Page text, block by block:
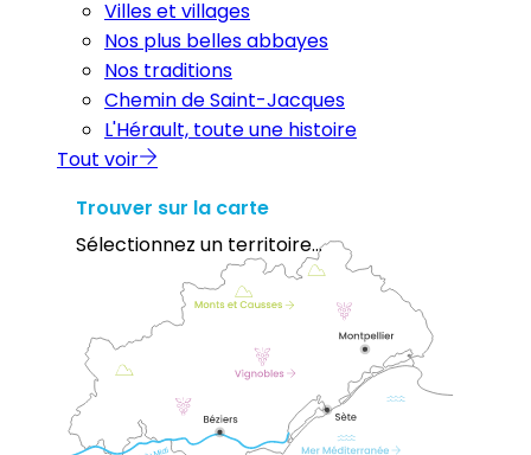
Villes et villages
Nos plus belles abbayes
Nos traditions
Chemin de Saint-Jacques
L'Hérault, toute une histoire
Tout voir
Trouver sur la carte
Sélectionnez un territoire...